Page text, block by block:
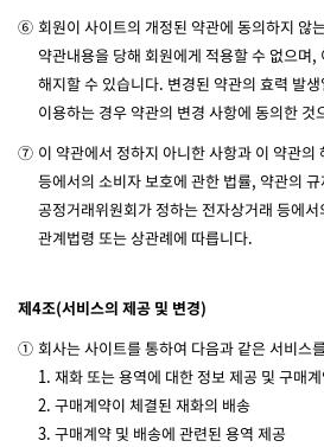
⑥ 회원이 사이트의 개정된 약관에 동의하지 않
약관내용을 당해 회원에게 적용할 수 없으며
해지할 수 있습니다. 변경된 약관의 효력 발
이용하는 경우 약관의 변경 사항에 동의한 것
⑦ 이 약관에서 정하지 아니한 사항과 이 약관의
등에서의 소비자 보호에 관한 법률, 약관의
공정거래위원회가 정하는 전자상거래 등에
관계법령 또는 상관례에 따릅니다.
제4조(서비스의 제공 및 변경)
① 회사는 사이트를 통하여 다음과 같은 서비스
1. 재화 또는 용역에 대한 정보 제공 및 구매
2. 구매계약이 체결된 재화의 배송
3. 구매계약 및 배송에 관련된 용역 제공